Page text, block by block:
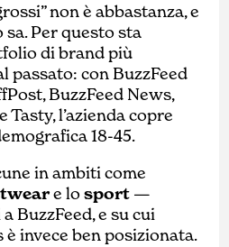
non è abbastanza, e
sa. Per questo sta
di brand più
passato: con BuzzFeed
BuzzFeed News,
l’azienda copre
18-45.
in ambiti come
e losport —
BuzzFeed, e su cui
invece ben posizionata.